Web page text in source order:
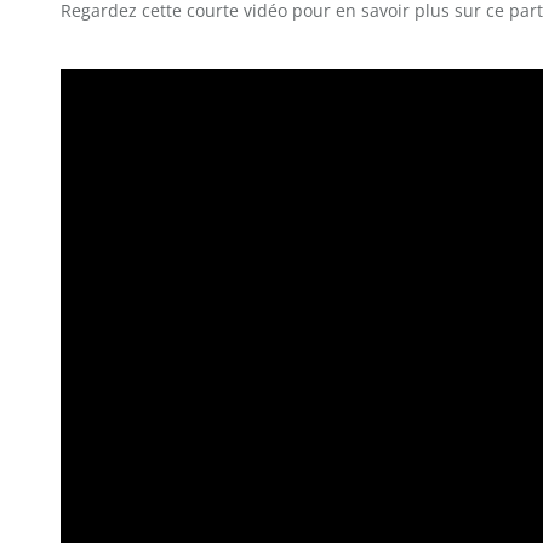
Regardez cette courte vidéo pour en savoir plus sur ce